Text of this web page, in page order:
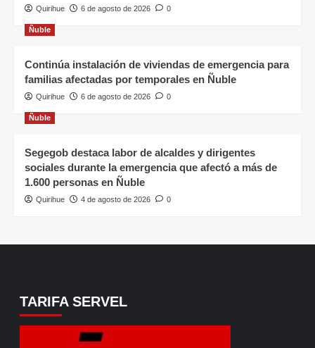
Quirihue 6 de agosto de 2026 0
Ñuble
Continúa instalación de viviendas de emergencia para
familias afectadas por temporales en Ñuble
Quirihue 6 de agosto de 2026 0
Ñuble
Segegob destaca labor de alcaldes y dirigentes
sociales durante la emergencia que afectó a más de
1.600 personas en Ñuble
Quirihue 4 de agosto de 2026 0
TARIFA SERVEL